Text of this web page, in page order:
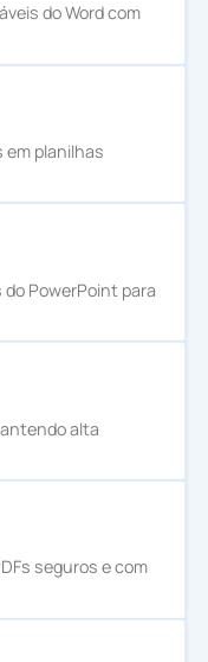
do Word com
em planilhas
PowerPoint para
alta
seguros e com